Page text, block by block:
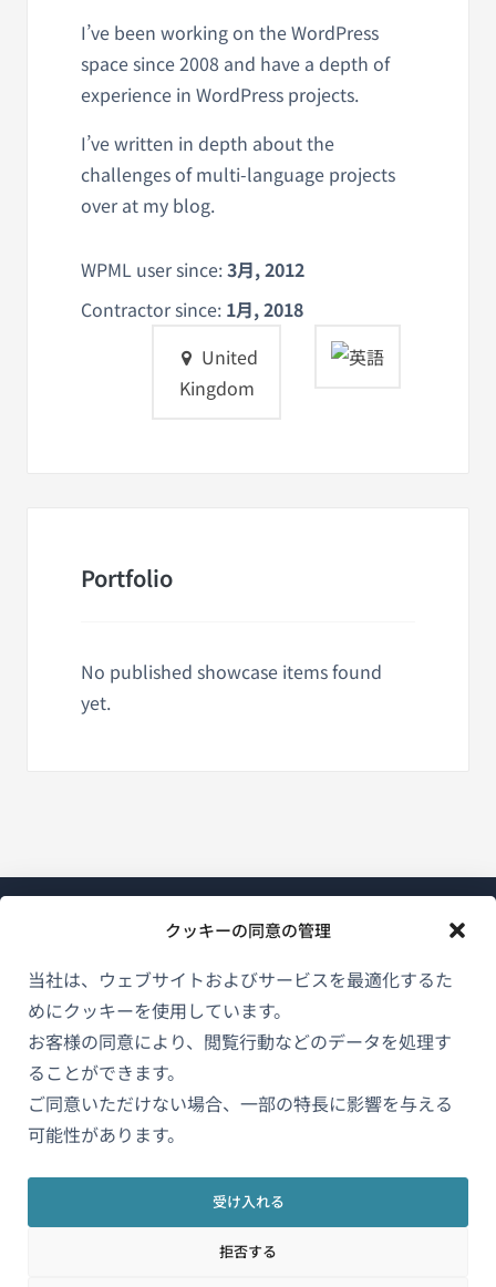
クッキーの同意の管理
当社は、ウェブサイトおよびサービスを最適化するた
めにクッキーを使用しています。
お客様の同意により、閲覧行動などのデータを処理す
ることができます。
ご同意いただけない場合、一部の特長に影響を与える
可能性があります。
受け入れる
拒否する
I’ve been working on the WordPress
space since 2008 and have a depth of
experience in WordPress projects.
I’ve written in depth about the
challenges of multi-language projects
over at my blog.
WPML user since:3月, 2012
Contractor since: 1月, 2018
United
Kingdom
Portfolio
No published showcase items found
yet.
日本語
WPMLについて
GDPRおよびプライバシーポリシー
チームに参加（新
ィ
し
い
ウ
ィ
し
い
ウ
ィ
し
ウ